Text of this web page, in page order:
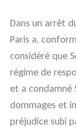
Dans un arrêt
Paris a,
considéré que
régime de
et a condamné
dommages et
préjudice subi